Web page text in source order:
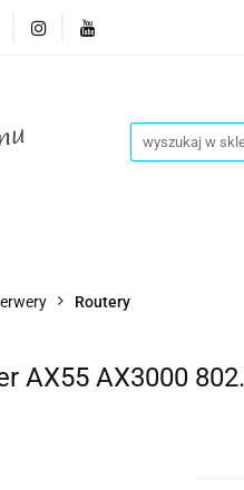
Routery
AX55 AX3000